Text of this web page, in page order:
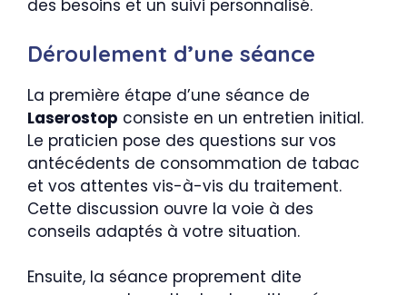
des besoins et un suivi personnalisé.
Déroulement d’une séance
La première étape d’une séance de
Laserostop consiste en un entretien initial.
Le praticien pose des questions sur vos
antécédents de consommation de tabac
et vos attentes vis-à-vis du traitement.
Cette discussion ouvre la voie à des
conseils adaptés à votre situation.
Ensuite, la séance proprement dite